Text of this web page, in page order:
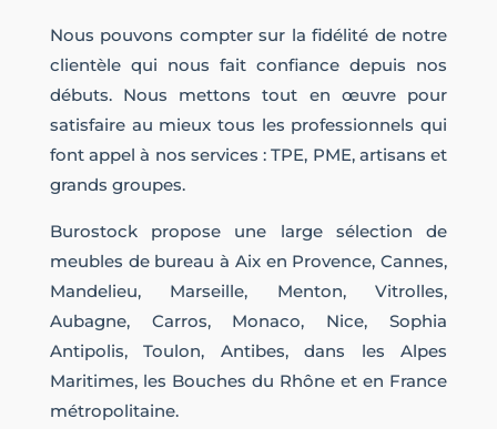
Nous pouvons compter sur la fidélité de notre
clientèle qui nous fait confiance depuis nos
débuts. Nous mettons tout en œuvre pour
satisfaire au mieux tous les professionnels qui
font appel à nos services : TPE, PME, artisans et
grands groupes.
Burostock propose une large sélection de
meubles de bureau à Aix en Provence, Cannes,
Mandelieu, Marseille, Menton, Vitrolles,
Aubagne, Carros, Monaco, Nice, Sophia
Antipolis, Toulon, Antibes, dans les Alpes
Maritimes, les Bouches du Rhône et en France
métropolitaine.